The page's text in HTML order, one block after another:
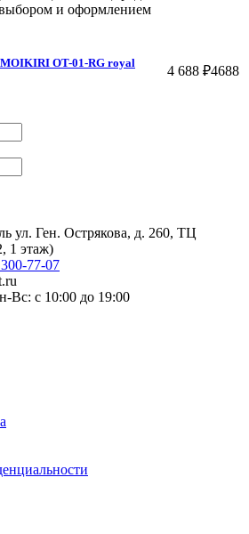
и оформлением
OT-01-RG royal
4 688 ₽4688
ул. Ген. Острякова, д. 260, ТЦ
1 этаж)
77-07
Вс: с 10:00 до 19:00